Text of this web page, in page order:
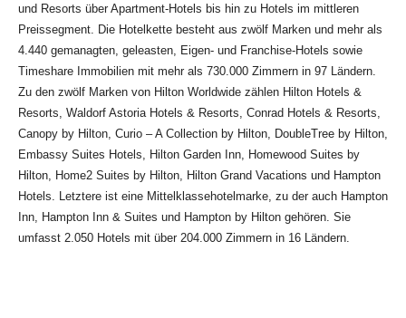
und Resorts über Apartment-Hotels bis hin zu Hotels im mittleren
Preissegment. Die Hotelkette besteht aus zwölf Marken und mehr als
4.440 gemanagten, geleasten, Eigen- und Franchise-Hotels sowie
Timeshare Immobilien mit mehr als 730.000 Zimmern in 97 Ländern.
Zu den zwölf Marken von Hilton Worldwide zählen Hilton Hotels &
Resorts, Waldorf Astoria Hotels & Resorts, Conrad Hotels & Resorts,
Canopy by Hilton, Curio – A Collection by Hilton, DoubleTree by Hilton,
Embassy Suites Hotels, Hilton Garden Inn, Homewood Suites by
Hilton, Home2 Suites by Hilton, Hilton Grand Vacations und Hampton
Hotels. Letztere ist eine Mittelklassehotelmarke, zu der auch Hampton
Inn, Hampton Inn & Suites und Hampton by Hilton gehören. Sie
umfasst 2.050 Hotels mit über 204.000 Zimmern in 16 Ländern.